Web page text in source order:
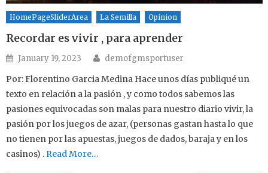
HomePageSliderArea La Semilla Opinion
Recordar es vivir , para aprender
Posted on
January 19, 2023 Author
demofgmsportuser
Por: Florentino Garcia Medina Hace unos días publiqué un
texto en relación a la pasión , y como todos sabemos las
pasiones equivocadas son malas para nuestro diario vivir, la
pasión por los juegos de azar, (personas gastan hasta lo que
no tienen por las apuestas, juegos de dados, baraja y en los
casinos) . Read More…